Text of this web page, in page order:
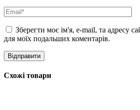
Round Lab Pine Calming Cica Cream
заспокоює шкіру, загоює подразнення
повітря, вітру, перепадів температур
екологічно чистими компонентами
пом’якшує і розгладжує, сприяє
ороговіли, перешкоджає закупорці пор.
слабокислотна формула не порушує
бар’єр, запобігає зневодненості та
Зберегти моє ім'я, e-mail, та адресу
для моїх подальших коментарів.
Схожі товари